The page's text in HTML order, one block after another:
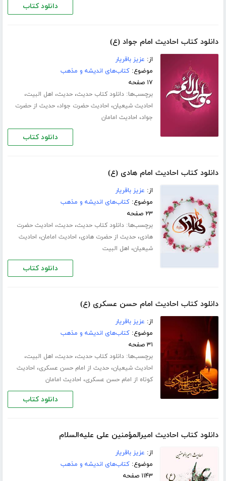
دانلود کتاب
دانلود کتاب احادیث امام جواد (ع)
از: عزیز باقریار
موضوع:کتاب‌های اندیشه و مذهب
۱۷ صفحه
برچسب‌ها:دانلود کتاب حدیث،حدیث، اهل البیت،
احادیث شیعیان، احادیث حضرت جواد،حدیث از حضرت
جواد، احادیث امامان
دانلود کتاب
دانلود کتاب احادیث امام هادی (ع)
از: عزیز باقریار
موضوع:کتاب‌های اندیشه و مذهب
۲۳ صفحه
برچسب‌ها:دانلود کتاب حدیث،حدیث، احادیث حضرت
هادی،حدیث از حضرت هادی، احادیث امامان، احادیث
شیعیان، اهل البیت
دانلود کتاب
دانلود کتاب احادیث امام حسن عسکری (ع)
از: عزیز باقریار
موضوع:کتاب‌های اندیشه و مذهب
۳۱ صفحه
برچسب‌ها:دانلود کتاب حدیث،حدیث، اهل البیت،
احادیث شیعیان،حدیث از امام حسن عسکری، احادیث
کوتاه از امام حسن عسکری، احادیث امامان
دانلود کتاب
دانلود کتاب احادیث امیرالمؤمنین علی علیه‌السلام
از: عزیز باقریار
موضوع:کتاب‌های اندیشه و مذهب
۱۱۴۳ صفحه